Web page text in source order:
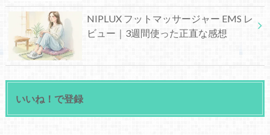
NIPLUX フットマッサージャー EMS レ
ビュー｜3週間使った正直な感想
いいね！で登録